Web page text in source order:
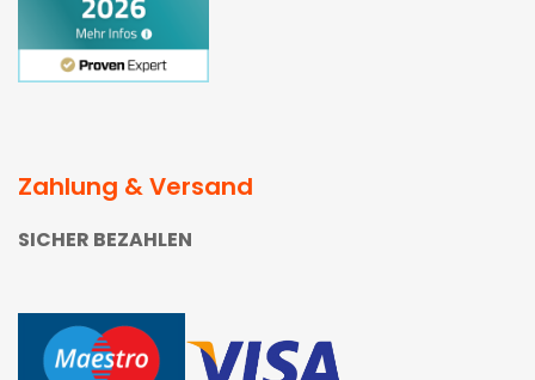
Zahlung & Versand
SICHER BEZAHLEN